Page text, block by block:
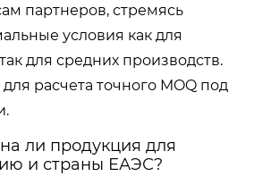
партнеров, стремясь
условия как для
для средних производств.
расчета точного MOQ под
ли продукция для
и страны ЕАЭС?